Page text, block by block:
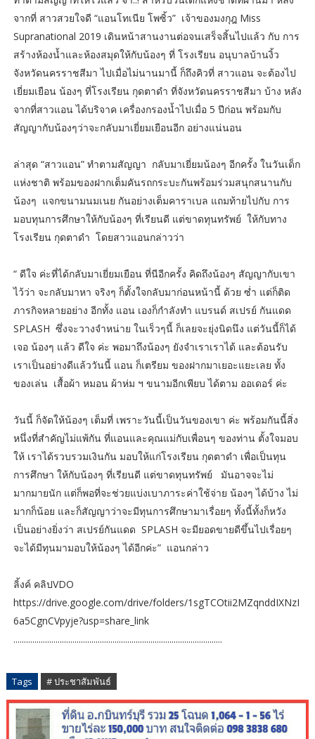
จากที่ สาวสวยใจดี “แอนโทเนีย โพซิ้ว” เจ้าของมงกุฎ Miss
Supranational 2019 เดินหน้าสานงานต่อจนเสร็จสิ้นไปแล้ว กับ การ
สร้างห้องน้ำและห้องสมุดให้กับน้องๆ ที่ โรงเรียน อนุบาลบ้านงิ้ว
จังหวัดนครราชสีมา ไปเมื่อไม่นานมานี้ ก็ถึงคิวที่ สาวแอน จะต้องไป
เยี่ยมเยือน น้องๆ ที่โรงเรียน กุดตาดำ ที่จังหวัดนครราชสีมา บ้าง หลัง
จากที่สาวแอน ได้บริจาค เครื่องกรองน้ำไปเมื่อ 5 ปีก่อน พร้อมกับ
สัญญากับน้องๆว่าจะกลับมาเยี่ยมเยือนอีก อย่างแน่นอน
ล่าสุด “สาวแอน” ทำตามสัญญา กลับมาเยี่ยมน้องๆ อีกครั้ง ในวันเด็ก
แห่งชาติ พร้อมของฝากเต็มคันรถกระบะกันพร้อมร่วมสนุกสนานกับ
น้องๆ แจกขนามนมเนย กันอย่างเต็มคาราเบล แถมท้ายไปกับ การ
มอบทุนการศึกษาให้กับน้องๆ ที่เรียนดี แต่ขาดทุนทรัพย์ ให้กับทาง
โรงเรียน กุดตาดำ โดยสาวแอนกล่าวว่า
“ ดีใจ ค่ะที่ได้กลับมาเยี่ยมเยือน ที่นีอีกครั้ง คิดถึงน้องๆ สัญญากับเขา
ไว้ว่า จะกลับมาหา จริงๆ ก็ตั้งใจกลับมาก่อนหน้านี้ ด้วย ซ่ำ แต่ก็ติด
ภารกิจหลายอย่าง อีกทั้ง แอน เองก็กำลังทำ แบรนด์ สเปรย์ กันแดด
SPLASH ซึ่งจะวางจำหน่าย ในเร็วๆนี้ ก็เลยจะยุ่งนิดนึง แต่วันนี้ก็ได้
เจอ น้องๆ แล้ว ดีใจ ค่ะ พอมาถึงน้องๆ ยังจำเราเราได้ และต้อนรับ
เราเป็นอย่างดีแล้ววันนี้ แอน ก็เตรียม ของฝากมาเยอะแยะเลย ทั้ง
ของเล่น เสื้อผ้า หมอน ผ้าห่ม ฯ ขนามอีกเพียบ ได้ตาม ออเดอร์ ค่ะ
วันนี้ ก็จัดให้น้องๆ เต็มที่ เพราะวันนี้เป็นวันของเขา ค่ะ พร้อมกันนี้สิ่ง
หนึ่งที่สำคัญไม่แพ้กัน ที่แอนและคุณแม่กับเพื่อนๆ ของท่าน ตั้งใจมอบ
ให้ เราได้รวบรวมเงินกัน มอบให้แก่โรงเรียน กุดตาดำ เพื่อเป็นทุน
การศึกษา ให้กับน้องๆ ที่เรียนดี แต่ขาดทุนทรัพย์ มันอาจจะไม่
มากมายนัก แต่ก็พอที่จะช่วยแบ่งเบาภาระค่าใช้จ่าย น้องๆ ได้บ้าง ไม่
มากก็น้อย และก็สัญญาว่าจะมีทุนการศึกษามาเรื่อยๆ ทั้งนี้ทั้งก็หวัง
เป็นอย่างยิ่งว่า สเปรย์กันแดด SPLASH จะมียอดขายดีขึ้นไปเรื่อยๆ
จะได้มีทุนมามอบให้น้องๆ ได้อีกค่ะ” แอนกล่าว
ลิ้งค์ คลิปVDO
https://drive.google.com/drive/folders/1sgTCOtii2MZqnddIXNzI
6a5CgnCVpyje?usp=share_link
...................................................................................................
Tags # ประชาสัมพันธ์